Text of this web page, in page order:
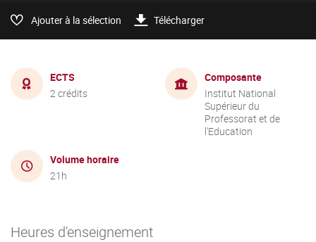
Ajouter à la sélection Télécharger
ECTS
2 crédits
Composante
Institut National
Supérieur du
Professorat et de
l'Education
Volume horaire
21h
Heures d'enseignement